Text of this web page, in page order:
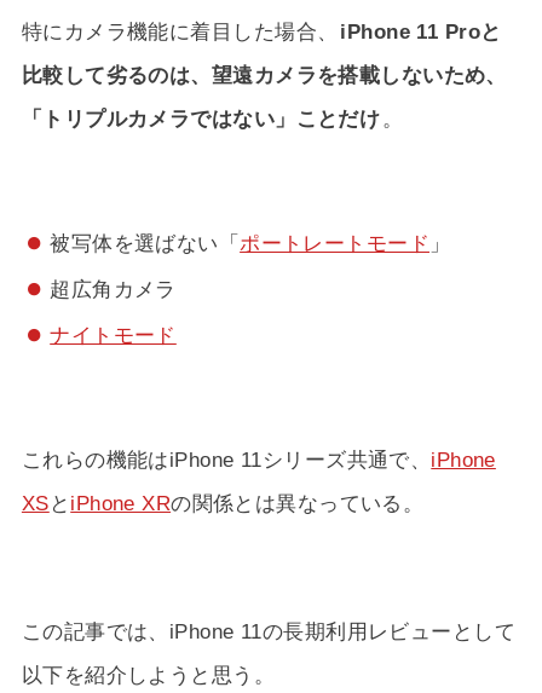
特にカメラ機能に着目した場合、
iPhone 11 Proと
比較して劣るのは、望遠カメラを搭載しないため、
「トリプルカメラではない」ことだけ。
被写体を選ばない「ポートレートモード 」
超広角カメラ
ナイトモード
これらの機能はiPhone 11シリーズ共通で、 iPhone
XS と iPhone XRの関係とは異なっている。
この記事では、iPhone 11の長期利用レビューとして
以下を紹介しようと思う。